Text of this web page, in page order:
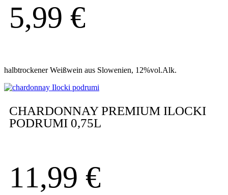
5,99 €
halbtrockener Weißwein aus Slowenien, 12%vol.Alk.
CHARDONNAY PREMIUM ILOCKI
PODRUMI 0,75L
11,99 €